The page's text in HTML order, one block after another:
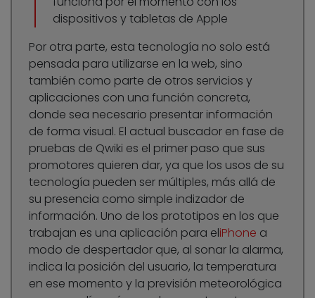
dispositivos y tabletas de Apple
Por otra parte, esta tecnología no solo está
pensada para utilizarse en la web, sino
también como parte de otros servicios y
aplicaciones con una función concreta,
donde sea necesario presentar información
de forma visual. El actual buscador en fase de
pruebas de Qwiki es el primer paso que sus
promotores quieren dar, ya que los usos de su
tecnología pueden ser múltiples, más allá de
su presencia como simple indizador de
información. Uno de los prototipos en los que
trabajan es una aplicación para eliPhone a
modo de despertador que, al sonar la alarma,
indica la posición del usuario, la temperatura
en ese momento y la previsión meteorológica